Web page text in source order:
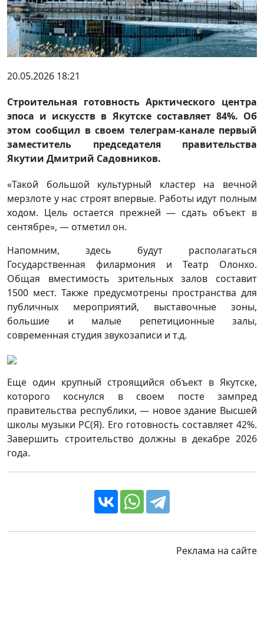
20.05.2026 18:21
Строительная готовность Арктического центра
эпоса и искусств в Якутске составляет 84%. Об
этом сообщил в своем телеграм-канале первый
заместитель председателя правительства
Якутии Дмитрий Садовников.
«Такой большой культурный кластер на вечной
мерзлоте у нас строят впервые. Работы идут полным
ходом. Цель остается прежней — сдать объект в
сентябре», — отметил он.
Напомним, здесь будут располагаться
Государственная филармония и Театр Олонхо.
Общая вместимость зрительных залов составит
1500 мест. Также предусмотрены пространства для
публичных мероприятий, выставочные зоны,
большие и малые репетиционные залы,
современная студия звукозаписи и т.д.
Еще один крупный строящийся объект в Якутске,
которого коснулся в своем посте зампред
правительства республики, — новое здание Высшей
школы музыки РС(Я). Его готовность составляет 42%.
Завершить строительство должны в декабре 2026
года.
Реклама на сайте